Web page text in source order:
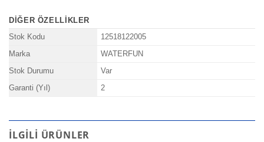
DIĞER ÖZELLIKLER
Stok Kodu
12518122005
Marka WATERFUN
Stok Durumu Var
Garanti (Yıl) 2
İLGILI ÜRÜNLER